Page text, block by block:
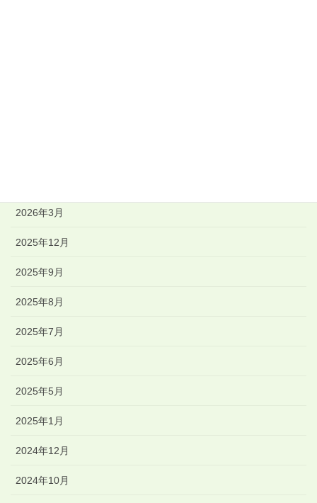
2026年3月
2025年12月
2025年9月
2025年8月
2025年7月
2025年6月
2025年5月
2025年1月
2024年12月
2024年10月